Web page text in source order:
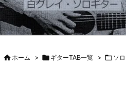
ホーム >  ギターTAB一覧 >  ソ